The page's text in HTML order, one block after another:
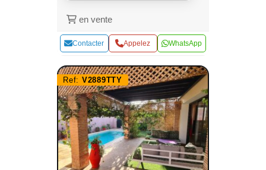
en vente
Contacter Appelez WhatsApp
Ref: V2889TTY